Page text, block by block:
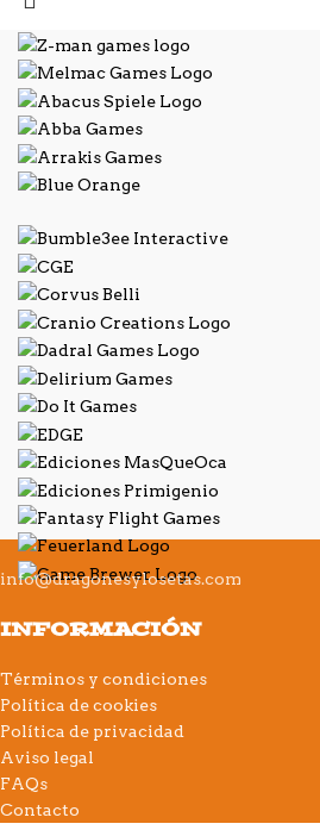
info@dragonesylosetas.com
INFORMACIÓN
Términos y condiciones
Política de cookies
Política de privacidad
Aviso legal
FAQs
Contacto